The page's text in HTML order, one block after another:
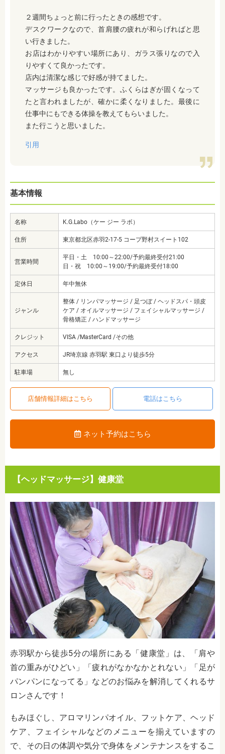
２週間ちょっと前に行ったときの感想です。
デスクワークなので、首肩腰の疲れが和らげればと思
い行きました。
お店はわかりやすい場所にあり、ガラス張りなので入
りやすくて良かったです。
店内は清潔な感じで好感が持てました。
マッサージも良かったです。ふくらはぎが固くなって
たと言われましたが、確かに柔くなりました。最後に
仕事中にもできる体操を教えてもらいました。
また行こうと思いました。
引用
基本情報
名称 K.G.Labo（ケー ジー ラボ）
住所 東京都北区赤羽2-17-5 コープ野村スイート102
営業時間
平日・土 10:00～22:00/予約最終受付21:00
日・祝 10:00～19:00/予約最終受付18:00
定休日 年中無休
ジャンル
整体 / リンパマッサージ / 足つぼ / ヘッドスパ・頭皮
ケア / オイルマッサージ / フェイシャルマッサージ /
骨格矯正 / ハンドマッサージ
クレジット VISA /MasterCard /その他
アクセス JR埼京線 赤羽駅 東口より徒歩5分
駐車場 無し
店舗情報詳細はこちら 電話はこちら
ネット予約はこちら
【ヘッドマッサージ】健康堂
赤羽駅から徒歩5分の場所にある「健康堂」は、
「肩や
首の重みがひどい」「疲れがなかなかとれない」「足が
パンパンになってる」などのお悩みを解消してくれるサ
ロンさんです！
もみほぐし、アロマリンパオイル、フットケア、ヘッド
ケア、フェイシャルなどのメニューを揃えていますの
で、その日の体調や気分で身体をメンテナンスをするこ